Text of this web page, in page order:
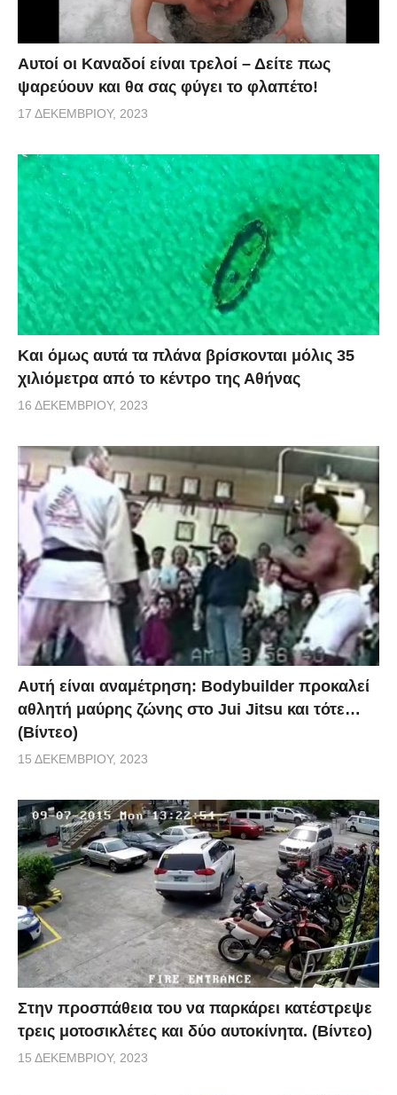
Αυτοί οι Καναδοί είναι τρελοί – Δείτε πως
ψαρεύουν και θα σας φύγει το φλαπέτο!
17 ΔΕΚΕΜΒΡΊΟΥ, 2023
Και όμως αυτά τα πλάνα βρίσκονται μόλις 35
χιλιόμετρα από το κέντρο της Αθήνας
16 ΔΕΚΕΜΒΡΊΟΥ, 2023
Αυτή είναι αναμέτρηση: Bodybuilder προκαλεί
αθλητή μαύρης ζώνης στο Jui Jitsu και τότε…
(Βίντεο)
15 ΔΕΚΕΜΒΡΊΟΥ, 2023
Στην προσπάθεια του να παρκάρει κατέστρεψε
τρεις μοτοσικλέτες και δύο αυτοκίνητα. (Βίντεο)
15 ΔΕΚΕΜΒΡΊΟΥ, 2023